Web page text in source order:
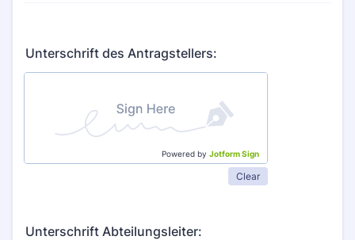
Unterschrift des Antragstellers:
Powered by Jotform Sign
Clear
Unterschrift Abteilungsleiter: